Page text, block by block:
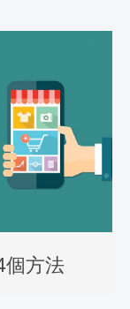
個方法